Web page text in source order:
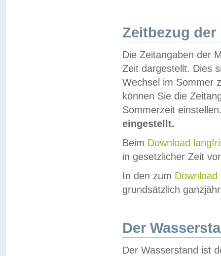
Zeitbezug der
Die Zeitangaben der
Zeit dargestellt. Dies
Wechsel im Sommer
können Sie die
Sommerzeit
eingestellt.
Beim Download
in gesetzlicher Zeit
In den zum Download
grundsätzlich
Der
Der Wasserstand ist